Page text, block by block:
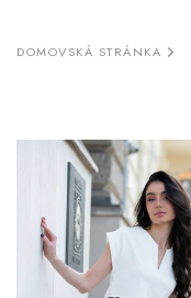
DOMOVSKÁ STRÁNKA